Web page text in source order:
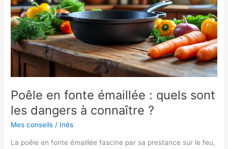
d’autres
matériaux
?
Poêle en fonte émaillée : quels sont
les dangers à connaître ?
Mes conseils / Inès
La poêle en fonte émaillée fascine par sa prestance sur le feu,